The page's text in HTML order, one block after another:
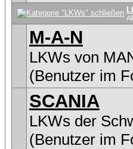
M-A-N
LKWs von
(Benutzer im
SCANIA
LKWs der
(Benutzer im